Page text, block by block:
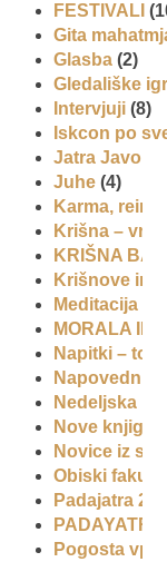
FESTIVALI
Gita
Glasba (2)
Gledališke
Intervjuji (8)
Iskcon po
Jatra
Juhe (4)
Karma,
Krišna –
KRIŠNA
Krišnove
Meditacija
MORALA IN
Napitki – topli
Napovednik
Nedeljska
Nove knjige
Novice iz
Obiski
Padajatra
PADAYATRA
Pogosta